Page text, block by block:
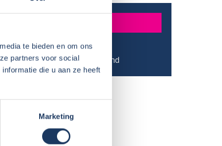
te bieden en om ons
partners voor social
die u aan ze heeft
Marketing
Jan Baron
Drachten - Friesland